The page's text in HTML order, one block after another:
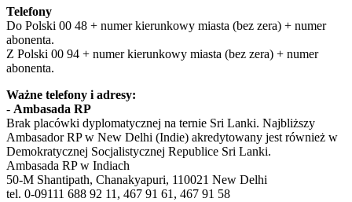
Telefony
Do Polski 00 48 + numer kierunkowy miasta (bez zera) + numer
abonenta.
Z Polski 00 94 + numer kierunkowy miasta (bez zera) + numer
abonenta.
Ważne telefony i adresy:
- Ambasada RP
Brak placówki dyplomatycznej na ternie Sri Lanki. Najbliższy
Ambasador RP w New Delhi (Indie) akredytowany jest również w
Demokratycznej Socjalistycznej Republice Sri Lanki.
Ambasada RP w Indiach
50-M Shantipath, Chanakyapuri, 110021 New Delhi
tel. 0-09111 688 92 11, 467 91 61, 467 91 58